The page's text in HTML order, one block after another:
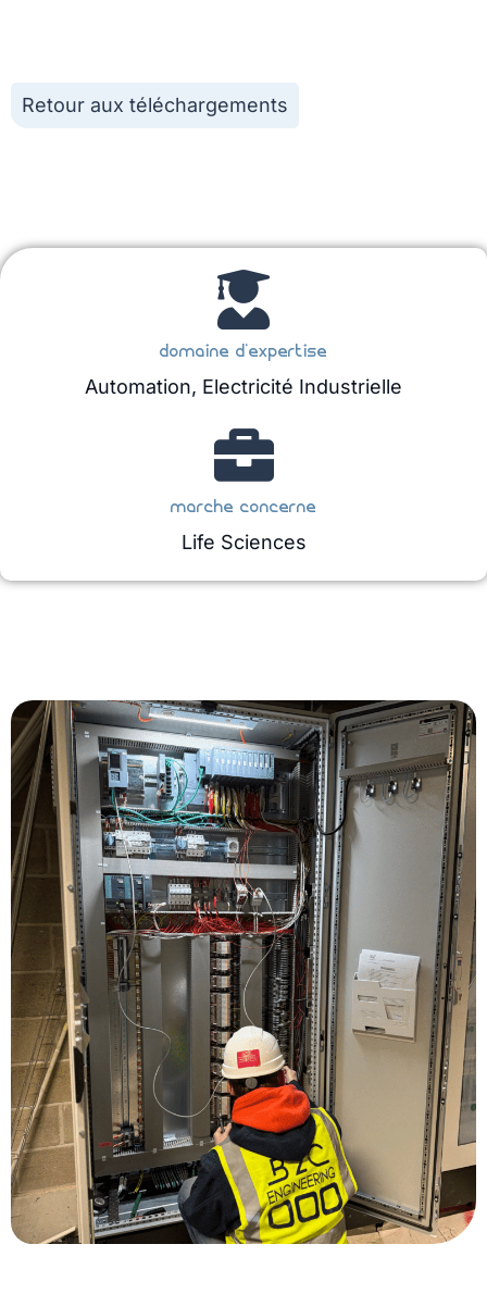
Retour aux téléchargements
domaine d'expertise
Automation, Electricité Industrielle
marche concerne
Life Sciences